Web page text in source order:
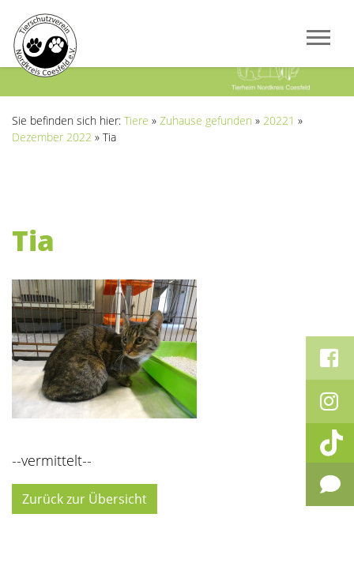
Sie befinden sich hier: Tiere » Zuhause gefunden » 20221 »
Dezember 2022 » Tia
Tia
--vermittelt--
Zurück zur Übersicht